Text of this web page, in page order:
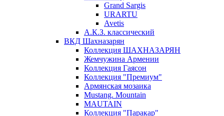
Grand Sargis
URARTU
Avetis
А.К.З. классический
ВКД Шахназарян
Коллекция ШАХНАЗАРЯН
Жемчужина Армении
Коллекция Гаясон
Коллекция "Премиум"
Армянская мозаика
Mustang. Mountain
MAUTAIN
Коллекция "Паракар"